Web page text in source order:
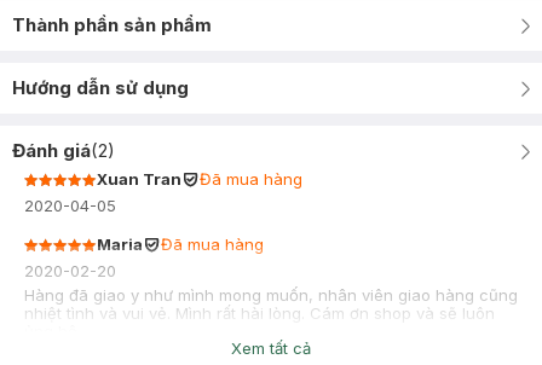
Thành phần sản phẩm
Hướng dẫn sử dụng
Đánh giá(2)
Xuan Tran
Đã mua hàng
2020-04-05
Maria
Đã mua hàng
2020-02-20
Hàng đã giao y như mình mong muốn, nhân viên giao hàng cũng
nhiệt tình và vui vẻ. Mình rất hài lòng. Cám ơn shop và sẽ luôn
Xem tất cả